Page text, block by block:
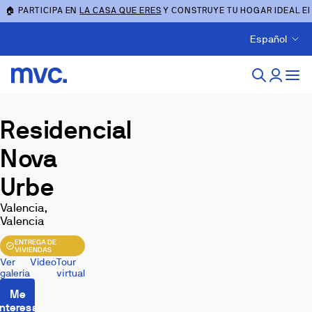
🏠 PARTICIPA ENLA CASA QUE ERES Y CONSTRUYE TU HOGAR IDEAL
Español
Residencial
Nova
Urbe
Valencia,
Valencia
ENTREGA DE
VIVIENDAS
Ver
galería
VídeoTour
virtual
Me